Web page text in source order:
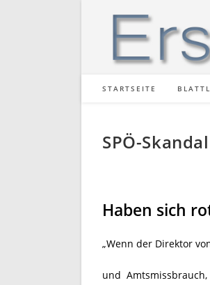
STARTSEITE
SPÖ-
Haben sich
„Wenn der Direktor
und